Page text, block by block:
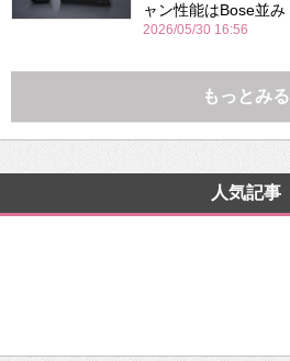
ャン性能はBose並み
2026/05/30 16:56
もっとみる
人気記事